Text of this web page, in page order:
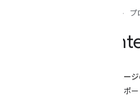
プ
このペー
動画レポー